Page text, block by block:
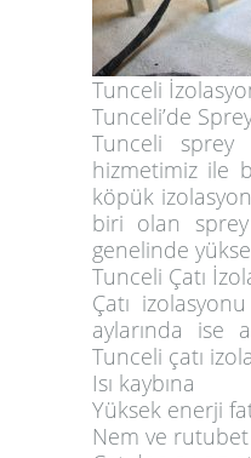
Tunceli
Tunceli’de
Tunceli sprey
hizmetimiz ile
köpük
biri olan
genelinde
Tunceli Çatı
Çatı
aylarında ise
Tunceli çatı
Isı kaybına
Yüksek enerji
Nem ve